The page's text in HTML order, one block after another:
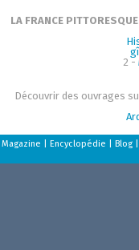
LA FRANCE
2 -
Découvrir des ouvrages
Magazine Encyclopédie Blog|